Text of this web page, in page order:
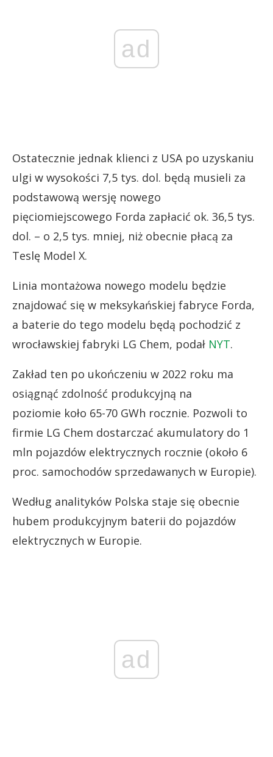
ad
Ostatecznie jednak klienci z USA po uzyskaniu
ulgi w wysokości 7,5 tys. dol. będą musieli za
podstawową wersję nowego
pięciomiejscowego Forda zapłacić ok. 36,5 tys.
dol. – o 2,5 tys. mniej, niż obecnie płacą za
Teslę Model X.
Linia montażowa nowego modelu będzie
znajdować się w meksykańskiej fabryce Forda,
a baterie do tego modelu będą pochodzić z
wrocławskiej fabryki LG Chem, podał NYT.
Zakład ten po ukończeniu w 2022 roku ma
osiągnąć zdolność produkcyjną na
poziomie koło 65-70 GWh rocznie. Pozwoli to
firmie LG Chem dostarczać akumulatory do 1
mln pojazdów elektrycznych rocznie (około 6
proc. samochodów sprzedawanych w Europie).
Według analityków Polska staje się obecnie
hubem produkcyjnym baterii do pojazdów
elektrycznych w Europie.
ad